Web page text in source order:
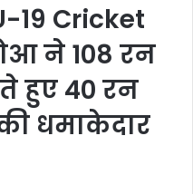
19 Cricket
ने 108 रन
हुए 40 रन
धमाकेदार